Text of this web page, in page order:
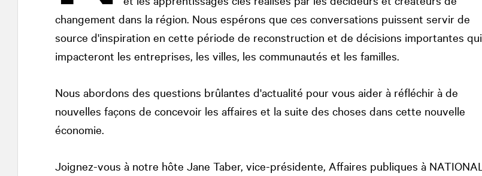
changement dans la région. Nous espérons que ces conversations puissent servir de
source d'inspiration en cette période de reconstruction et de décisions importantes qui
impacteront les entreprises, les villes, les communautés et les familles.
Nous abordons des questions brûlantes d'actualité pour vous aider à réfléchir à de
nouvelles façons de concevoir les affaires et la suite des choses dans cette nouvelle
économie.
Joignez-vous à notre hôte Jane Taber, vice-présidente, Affaires publiques à NATIONAL